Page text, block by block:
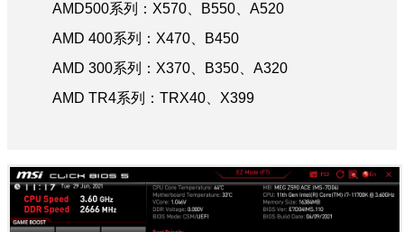
AMD500系列：X570、B550、A520
AMD 400系列：X470、B450
AMD 300系列：X370、B350、A320
AMD TR4系列：TRX40、X399